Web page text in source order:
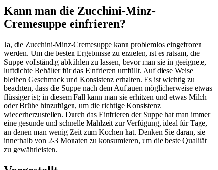
Kann man die Zucchini-Minz-
Cremesuppe einfrieren?
Ja, die Zucchini-Minz-Cremesuppe kann problemlos eingefroren
werden. Um die besten Ergebnisse zu erzielen, ist es ratsam, die
Suppe vollständig abkühlen zu lassen, bevor man sie in geeignete,
luftdichte Behälter für das Einfrieren umfüllt. Auf diese Weise
bleiben Geschmack und Konsistenz erhalten. Es ist wichtig zu
beachten, dass die Suppe nach dem Auftauen möglicherweise etwas
flüssiger ist; in diesem Fall kann man sie erhitzen und etwas Milch
oder Brühe hinzufügen, um die richtige Konsistenz
wiederherzustellen. Durch das Einfrieren der Suppe hat man immer
eine gesunde und schnelle Mahlzeit zur Verfügung, ideal für Tage,
an denen man wenig Zeit zum Kochen hat. Denken Sie daran, sie
innerhalb von 2-3 Monaten zu konsumieren, um die beste Qualität
zu gewährleisten.